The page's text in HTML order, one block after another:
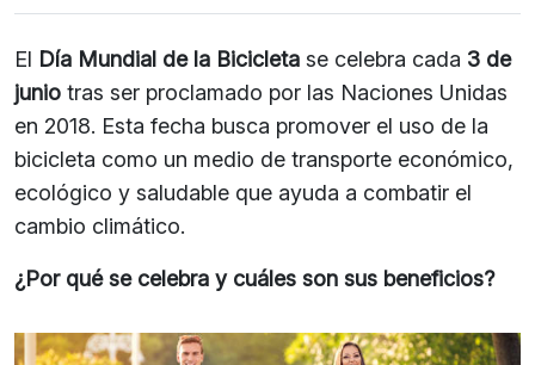
El Día Mundial de la Bicicleta se celebra cada 3 de
junio tras ser proclamado por las Naciones Unidas
en 2018. Esta fecha busca promover el uso de la
bicicleta como un medio de transporte económico,
ecológico y saludable que ayuda a combatir el
cambio climático.
¿Por qué se celebra y cuáles son sus beneficios?